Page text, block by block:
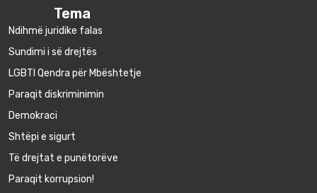
Tema
Ndihmë juridike falas
Sundimi i së drejtës
LGBTI Qendra për Mbështetje
Paraqit diskriminimin
Demokraci
Shtëpi e sigurt
Të drejtat e punëtorëve
Paraqit korrupsion!